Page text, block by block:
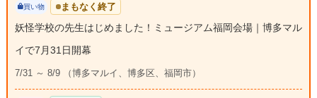
買い物 まもなく終了
妖怪学校の先生はじめました！ミュージアム福岡会場｜博多マル
イで7月31日開幕
7/31 ～ 8/9 （博多マルイ、博多区、福岡市）